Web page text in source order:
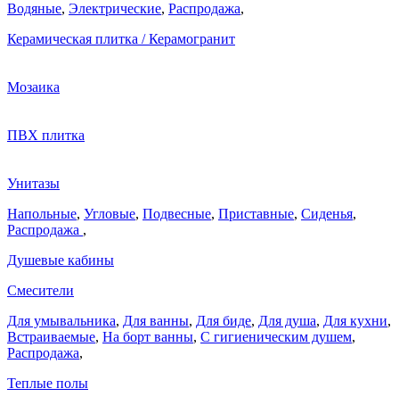
Водяные, Электрические, Распродажа,
Керамическая плитка / Керамогранит
Мозаика
ПВХ плитка
Унитазы
Напольные, Угловые, Подвесные, Приставные, Сиденья,
Распродажа ,
Душевые кабины
Смесители
Для умывальника, Для ванны, Для биде, Для душа, Для кухни,
Встраиваемые, На борт ванны, C гигиеническим душем,
Распродажа,
Теплые полы